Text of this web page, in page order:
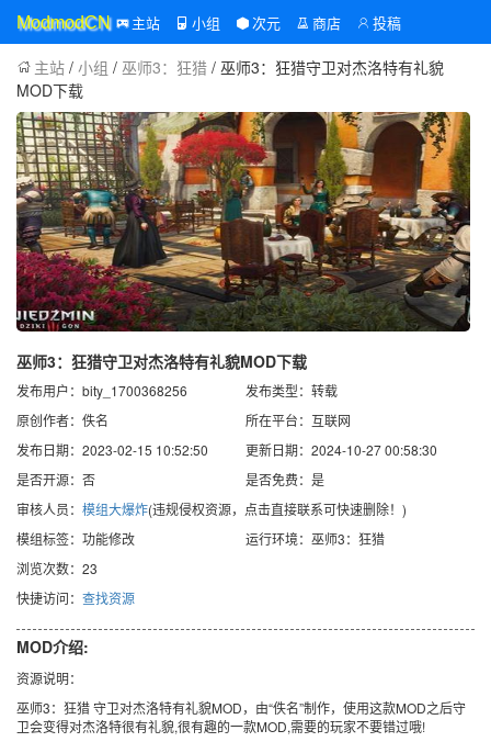
ModmodCN 主站 小组 次元 商店 投稿
主站 / 小组 / 巫师3：狂猎 / 巫师3：狂猎守卫对杰洛特有礼貌
MOD下载
巫师3：狂猎守卫对杰洛特有礼貌MOD下载
发布用户：bity_1700368256
发布类型：转载
原创作者：佚名
所在平台：互联网
发布日期：2023-02-15 10:52:50
更新日期：2024-10-27 00:58:30
是否开源：否
是否免费：是
审核人员： 模组大爆炸(违规侵权资源，点击直接联系可快速删除！)
模组标签：功能修改
运行环境：巫师3：狂猎
浏览次数：23
快捷访问： 查找资源
MOD介绍:
资源说明：
巫师3：狂猎 守卫对杰洛特有礼貌MOD，由“佚名”制作，使用这款MOD之后守
卫会变得对杰洛特很有礼貌,很有趣的一款MOD,需要的玩家不要错过哦!